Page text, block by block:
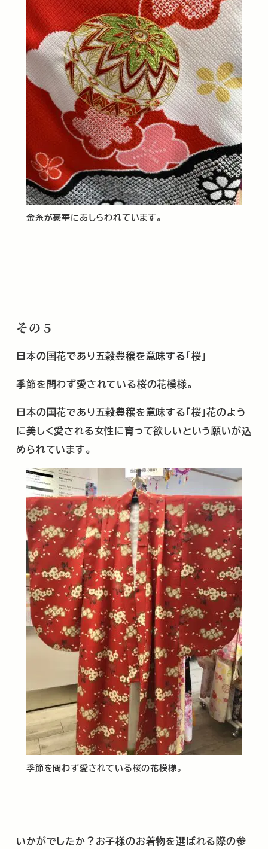
金糸が豪華にあしらわれています。
その５
日本の国花であり五穀豊穣を意味する「桜」
季節を問わず愛されている桜の花模様。
日本の国花であり五穀豊穣を意味する「桜」花のよう
に美しく愛される女性に育って欲しいという願いが込
められています。
季節を問わず愛されている桜の花模様。
いかがでしたか？お子様のお着物を選ばれる際の参